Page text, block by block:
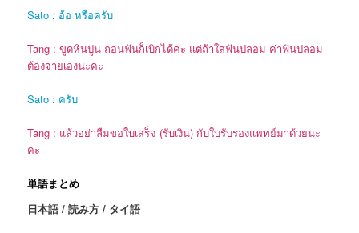
Sato : อ้อ หรือครับ
Tang : ขูดหินปูน ถอนฟันก็เบิกได้ค่ะ แต่ถ้าใส่ฟันปลอม ค่าฟันปลอม
ต้องจ่ายเองนะคะ
Sato : ครับ
Tang : แล้วอย่าลืมขอใบเสร็จ (รับเงิน) กับใบรับรองแพทย์มาด้วยนะ
คะ
単語まとめ
日本語 / 読み方 / タイ語